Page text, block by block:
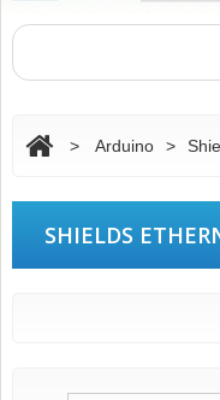
> Arduino >
SHIELDS